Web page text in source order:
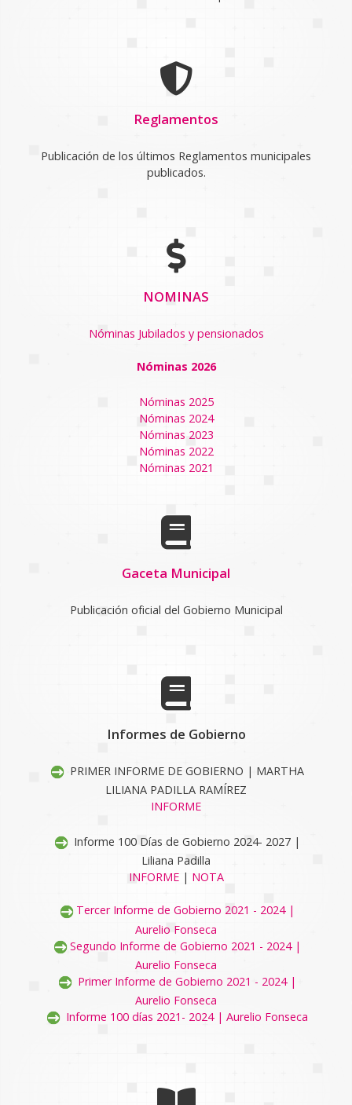
Reglamentos
Publicación de los últimos Reglamentos municipales
publicados.
NOMINAS
Nóminas Jubilados y pensionados
Nóminas 2026
Nóminas 2025
Nóminas 2024
Nóminas 2023
Nóminas 2022
Nóminas 2021
Gaceta Municipal
Publicación oficial del Gobierno Municipal
Informes de Gobierno
PRIMER INFORME DE GOBIERNO | MARTHA
LILIANA PADILLA RAMÍREZ
INFORME
Informe 100 Días de Gobierno 2024- 2027 |
Liliana Padilla
INFORME| NOTA
Tercer Informe de Gobierno 2021 - 2024 |
Aurelio Fonseca
Segundo Informe de Gobierno 2021 - 2024 |
Aurelio Fonseca
Primer Informe de Gobierno 2021 - 2024 |
Aurelio Fonseca
Informe 100 días 2021- 2024 | Aurelio Fonseca